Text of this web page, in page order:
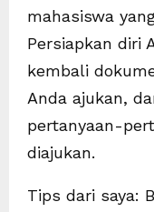
mahasiswa
Persiapkan diri
kembali
Anda ajukan,
pertanyaan-
diajukan.
Tips dari saya: